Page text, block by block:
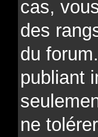
cas,
des
du
publiant
ne